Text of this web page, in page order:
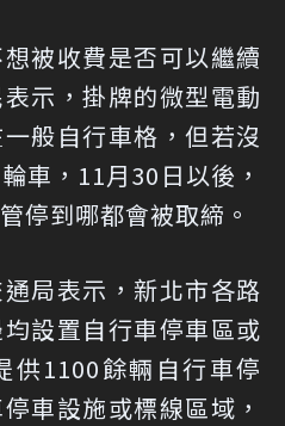
被收費是否可以繼續
示，掛牌的微型電動
般自行車格，但若沒
車，11月30日以後，
停到哪都會被取締。
局表示，新北市各路
設置自行車停車區或
供1100餘輛自行車停
車設施或標線區域，